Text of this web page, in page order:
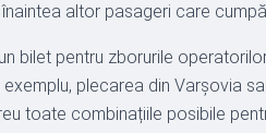
altor pasageri care
bilet pentru zborurile
plecarea din Varșovia
toate combinațiile posibile